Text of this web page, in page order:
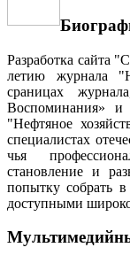
Разработка сайта
летию журнала
сраницах
Воспоминания» и
"Нефтяное
специалистах
чья
становление и
попытку собрать
доступными